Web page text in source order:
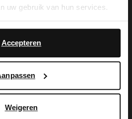
uw gebruik van hun services.
Accepteren
Weigeren